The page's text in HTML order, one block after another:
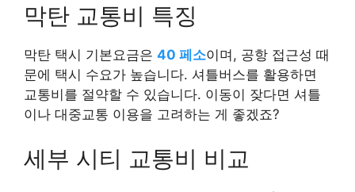
막탄 교통비 특징
막탄 택시 기본요금은 40 페소이며, 공항 접근성 때
문에 택시 수요가 높습니다. 셔틀버스를 활용하면
교통비를 절약할 수 있습니다. 이동이 잦다면 셔틀
이나 대중교통 이용을 고려하는 게 좋겠죠?
세부 시티 교통비 비교